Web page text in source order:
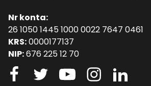
Nr konta:
26 1050 1445 1000 0022 7647 0461
KRS:0000177137
NIP:676 225 12 70